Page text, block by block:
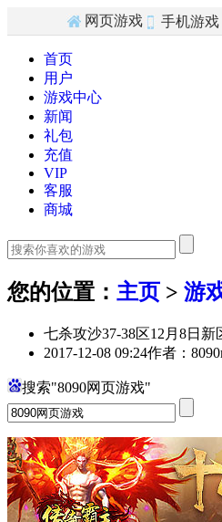
网页游戏 手机游戏
首页
用户
游戏中心
新闻
礼包
充值
VIP
客服
商城
您的位置 ： 主页 > 游
七杀攻沙37-38区12月8日新
2017-12-08 09:24作者：
搜索"8090网页游戏"